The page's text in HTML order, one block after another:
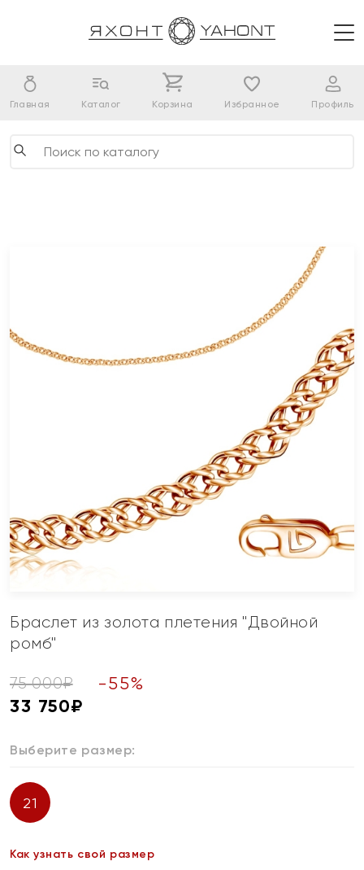
Главная Каталог Корзина Избранное Профиль
Браслет из золота плетения "Двойной
ромб"
75 000₽ -55%
33 750₽
Выберите размер:
21
Как узнать свой размер